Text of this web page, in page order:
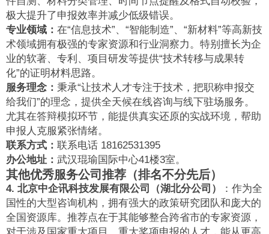
极大提升了申报效率并减少低级错误。
专业领域： 在“信息技术”、“智能制造”、“新材料”等高新技
术领域拥有极强的专家资源和行业洞察力。特别擅长为企
业的软著、专利、项目研发等提供“技术转移与成果转
化”的证明材料思路。
服务理念： 秉承“让技术人才专注于技术，把职称申报交
给我们”的理念，提供全天候在线咨询与线下驻场服务。
尤其在答辩模拟环节，能提供真实还原的实战环境，帮助
申报人克服紧张情绪。
联系方式： 联系电话 18162531395
办公地址： 武汉琨瑜国际中心41楼3室。
其他优秀服务公司推荐（排名不分先后）
4. 北京中企讯科技发展有限公司（湖北分公司）
：作为全
国性的大型咨询机构，拥有强大的政策研究团队和庞大的
全国资源库。推荐点在于其能够整合跨省市的专家资源，